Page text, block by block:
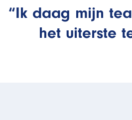
“Ik daag mijn
het uiterste